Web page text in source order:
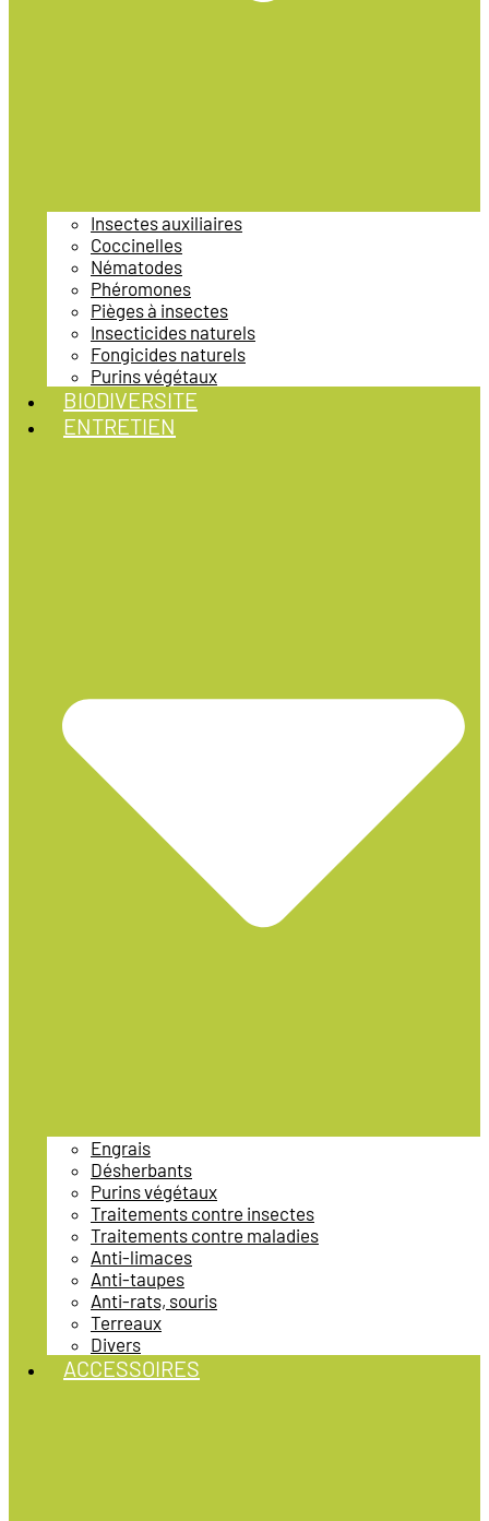
Insectes auxiliaires
Coccinelles
Nématodes
Phéromones
Pièges à insectes
Insecticides naturels
Fongicides naturels
Purins végétaux
BIODIVERSITE
ENTRETIEN
Engrais
Désherbants
Purins végétaux
Traitements contre insectes
Traitements contre maladies
Anti-limaces
Anti-taupes
Anti-rats, souris
Terreaux
Divers
ACCESSOIRES